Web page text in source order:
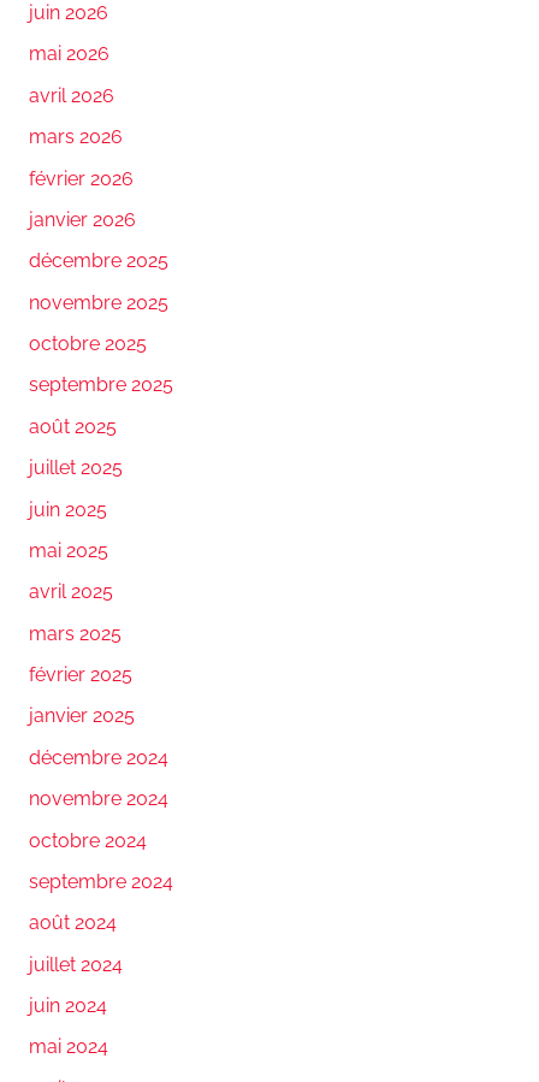
juin 2026
mai 2026
avril 2026
mars 2026
février 2026
janvier 2026
décembre 2025
novembre 2025
octobre 2025
septembre 2025
août 2025
juillet 2025
juin 2025
mai 2025
avril 2025
mars 2025
février 2025
janvier 2025
décembre 2024
novembre 2024
octobre 2024
septembre 2024
août 2024
juillet 2024
juin 2024
mai 2024